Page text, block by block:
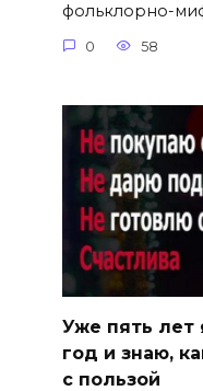
фольклорно-
0 58
Уже пять лет
год и знаю,
с пользой